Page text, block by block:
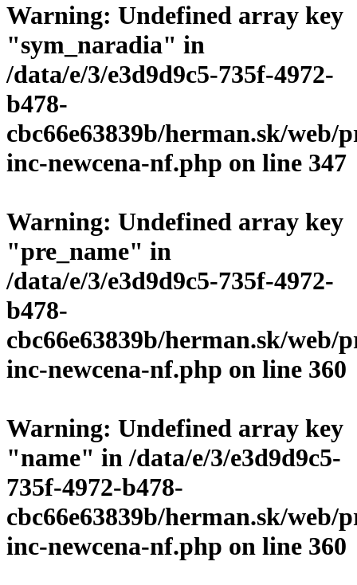
Warning: Undefined array key
"sym_naradia" in
/data/e/3/e3d9d9c5-735f-4972-
b478-
cbc66e63839b/herman.sk/web/
inc-newcena-nf.php on line 347
Warning: Undefined array key
"pre_name" in
/data/e/3/e3d9d9c5-735f-4972-
b478-
cbc66e63839b/herman.sk/web/
inc-newcena-nf.php on line 360
Warning: Undefined array key
"name" in/data/e/3/e3d9d9c5-
735f-4972-b478-
cbc66e63839b/herman.sk/web/
inc-newcena-nf.php on line 360